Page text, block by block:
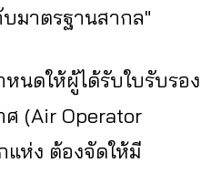
มาตรฐานสากล"
นดให้ผู้ได้รับใบรับรอง
ศ (Air Operator
แห่ง ต้องจัดให้มี